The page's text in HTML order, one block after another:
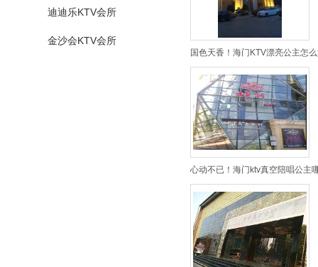
迪迪乐KTV会所
金沙会KTV会所
国色天香！海门KTV漂亮公主怎
心动不已！海门ktv真空陪唱公主